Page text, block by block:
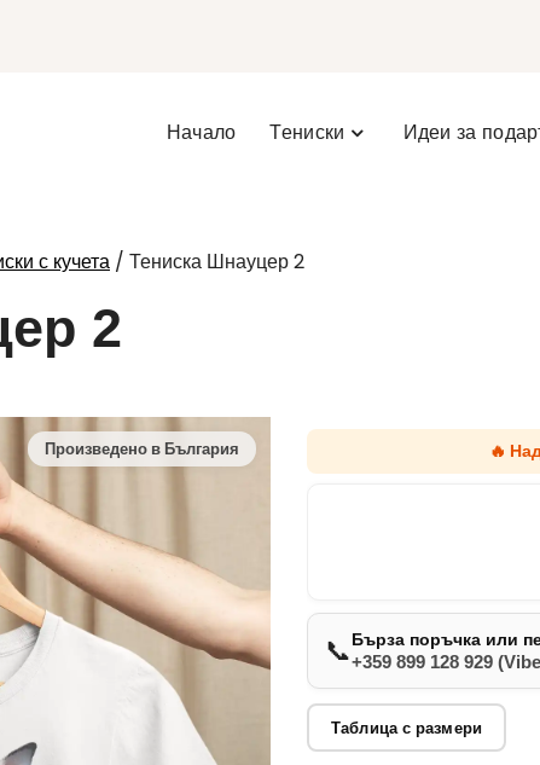
Начало Тениски Идеи за
с кучета / Тениска Шнауцер 2
2
🔥
📞Бърза поръчка или
+359 899 128 929
Таблица с размери